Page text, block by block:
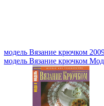
модель Вязание крючком
модель Вязание крючком